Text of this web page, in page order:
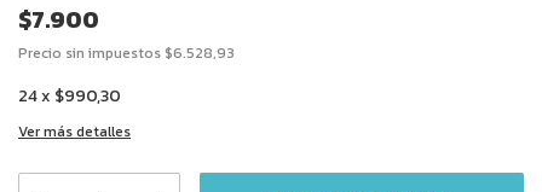
$7.900
Precio sin impuestos$6.528,93
24x $990,30
Ver más detalles